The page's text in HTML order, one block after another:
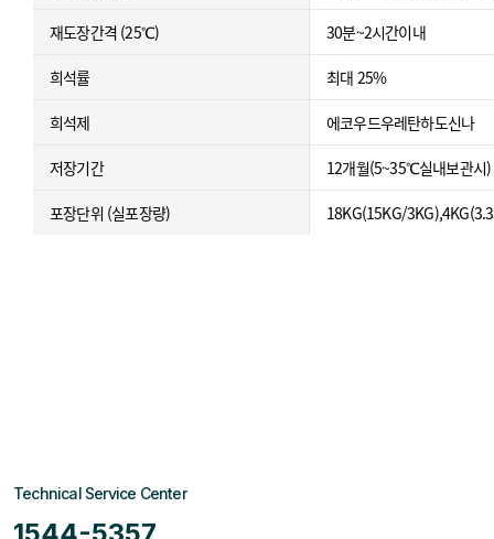
재도장간격 (25℃) 30분~2시간이내
희석률 최대 25%
희석제 에코우드우레탄하도신나
저장기간 12개월(5~35℃실내보관시)
포장단위 (실포장량) 18KG(15KG/
Technical Service Center